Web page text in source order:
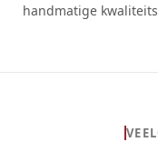
handmatige